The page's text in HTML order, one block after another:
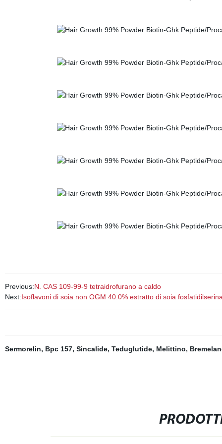
Previous:N. CAS 109-99-9 tetraidrofurano a caldo
Next:Isoflavoni di soia non OGM 40.0% estratto di soia
Sermorelin, Bpc 157, Sincalide, Teduglutide, Melittino,